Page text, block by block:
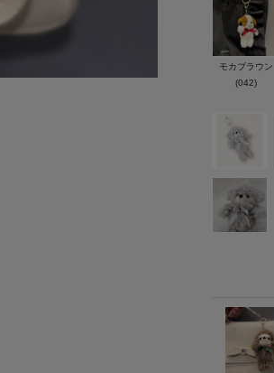
モカブラウン
(042)